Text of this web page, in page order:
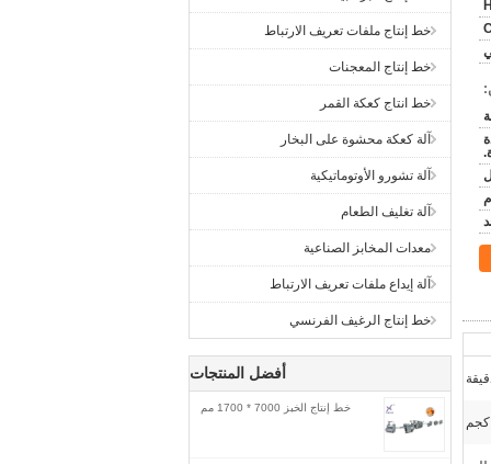
خط إنتاج ملفات تعريف الارتباط
خط إنتاج المعجنات
خط انتاج كعكة القمر
آلة كعكة محشوة على البخار
آلة تشورو الأوتوماتيكية
آلة تغليف الطعام
معدات المخابز الصناعية
آلة إيداع ملفات تعريف الارتباط
خط إنتاج الرغيف الفرنسي
أفضل المنتجات
خط إنتاج الخبز 7000 * 1700 مم